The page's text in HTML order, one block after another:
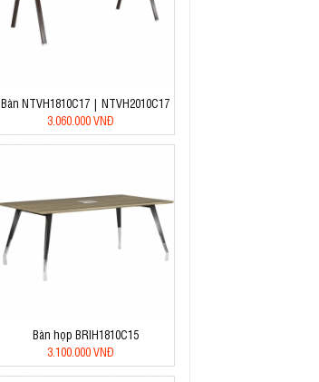
Bàn NTVH1810C17 | NTVH2010C17
3.060.000 VNĐ
Bàn họp BRIH1810C15
3.100.000 VNĐ